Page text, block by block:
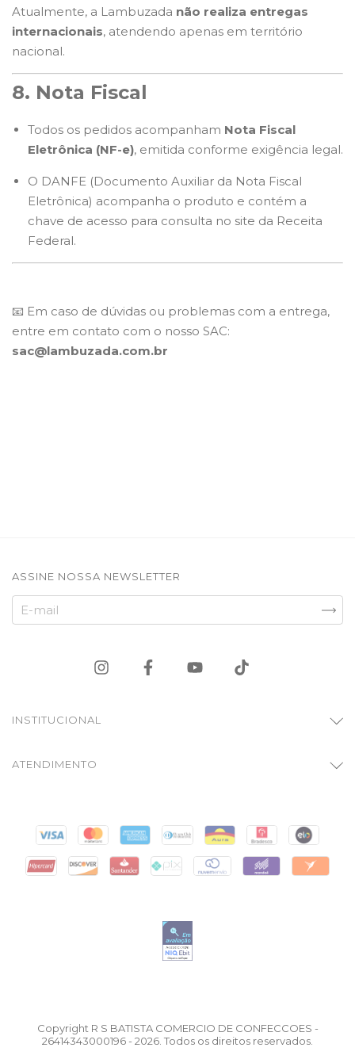
Atualmente, a Lambuzada não realiza entregas
internacionais, atendendo apenas em território
nacional.
8. Nota Fiscal
Todos os pedidos acompanham Nota Fiscal
Eletrônica (NF-e), emitida conforme exigência legal.
O DANFE (Documento Auxiliar da Nota Fiscal
Eletrônica) acompanha o produto e contém a
chave de acesso para consulta no site da Receita
Federal.
📧 Em caso de dúvidas ou problemas com a entrega,
entre em contato com o nosso SAC:
sac@lambuzada.com.br
ASSINE NOSSA NEWSLETTER
INSTITUCIONAL
ATENDIMENTO
Copyright R S BATISTA COMERCIO DE CONFECCOES -
26414343000196 - 2026. Todos os direitos reservados.